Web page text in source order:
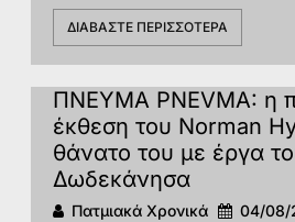
ΔΙΑΒΆΣΤΕ ΠΕΡΙΣΣΌΤΕΡΑ
ΠΝΕΥΜΑ PNEVMA: η
έκθεση του Norman
θάνατο του με έργα
Δωδεκάνησα
Πατμιακά Χρονικά 04/08/